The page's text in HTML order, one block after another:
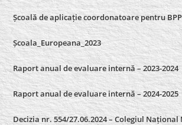
Școală de aplicație coordonatoare pentru BPP
Școala_Europeana_2023
Raport anual de evaluare internă – 2023-2024
Raport anual de evaluare internă –2024-2025
Decizia nr. 554/27.06.2024 – Colegiul